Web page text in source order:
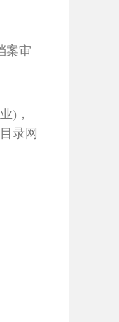
案审
)，
录网